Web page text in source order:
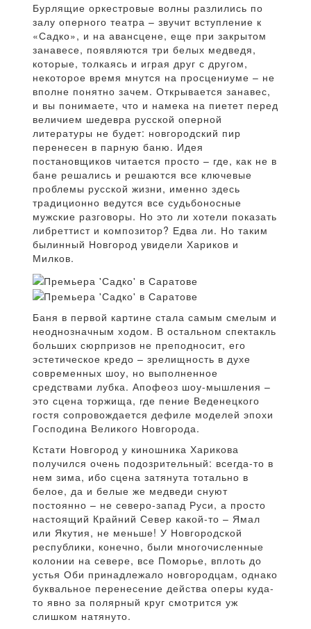
Бурлящие оркестровые волны разлились по
залу оперного театра – звучит вступление к
«Садко», и на авансцене, еще при закрытом
занавесе, появляются три белых медведя,
которые, толкаясь и играя друг с другом,
некоторое время мнутся на просцениуме – не
вполне понятно зачем. Открывается занавес,
и вы понимаете, что и намека на пиетет перед
величием шедевра русской оперной
литературы не будет: новгородский пир
перенесен в парную баню. Идея
постановщиков читается просто – где, как не в
бане решались и решаются все ключевые
проблемы русской жизни, именно здесь
традиционно ведутся все судьбоносные
мужские разговоры. Но это ли хотели показать
либреттист и композитор? Едва ли. Но таким
былинный Новгород увидели Хариков и
Милков.
Баня в первой картине стала самым смелым и
неоднозначным ходом. В остальном спектакль
больших сюрпризов не преподносит, его
эстетическое кредо – зрелищность в духе
современных шоу, но выполненное
средствами лубка. Апофеоз шоу-мышления –
это сцена торжища, где пение Веденецкого
гостя сопровождается дефиле моделей эпохи
Господина Великого Новгорода.
Кстати Новгород у киношника Харикова
получился очень подозрительный: всегда-то в
нем зима, ибо сцена затянута тотально в
белое, да и белые же медведи снуют
постоянно – не северо-запад Руси, а просто
настоящий Крайний Север какой-то – Ямал
или Якутия, не меньше! У Новгородской
республики, конечно, были многочисленные
колонии на севере, все Поморье, вплоть до
устья Оби принадлежало новгородцам, однако
буквальное перенесение действа оперы куда-
то явно за полярный круг смотрится уж
слишком натянуто.